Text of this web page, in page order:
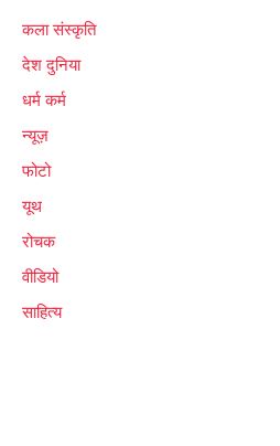
कला संस्कृति
देश दुनिया
धर्म कर्म
न्यूज़
फोटो
यूथ
रोचक
वीडियो
साहित्य